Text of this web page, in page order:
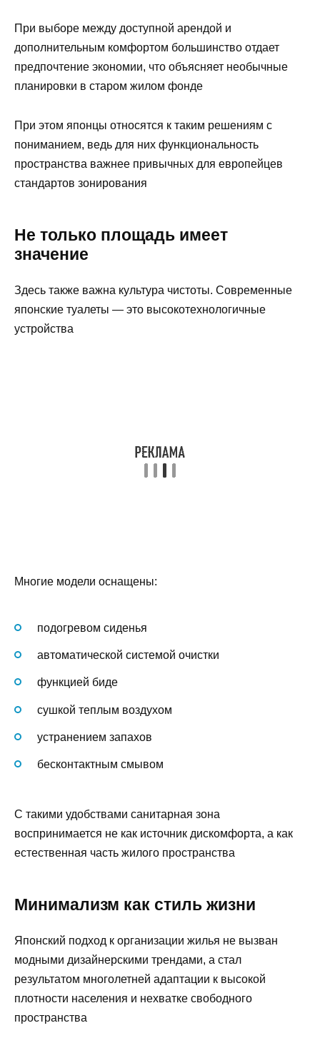
При выборе между доступной арендой и
дополнительным комфортом большинство отдает
предпочтение экономии, что объясняет необычные
планировки в старом жилом фонде
При этом японцы относятся к таким решениям с
пониманием, ведь для них функциональность
пространства важнее привычных для европейцев
стандартов зонирования
Не только площадь имеет
значение
Здесь также важна культура чистоты. Современные
японские туалеты — это высокотехнологичные
устройства
Многие модели оснащены:
подогревом сиденья
автоматической системой очистки
функцией биде
сушкой теплым воздухом
устранением запахов
бесконтактным смывом
С такими удобствами санитарная зона
воспринимается не как источник дискомфорта, а как
естественная часть жилого пространства
Минимализм как стиль жизни
Японский подход к организации жилья не вызван
модными дизайнерскими трендами, а стал
результатом многолетней адаптации к высокой
плотности населения и нехватке свободного
пространства